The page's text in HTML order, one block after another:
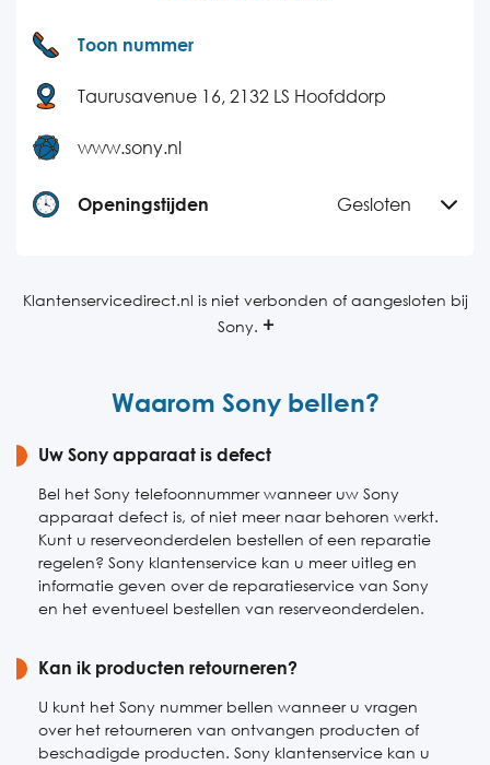
Toon nummer
Taurusavenue 16, 2132 LS Hoofddorp
www.sony.nl
Openingstijden Gesloten
Dinsdag
09:00-18:00
09:00-18:00
Zaterdag
Zondag
Gesloten
Klantenservicedirect.nl is niet verbonden of aangesloten bij
Sony.
Waarom Sony bellen?
Uw Sony apparaat is defect
Bel het Sony telefoonnummer wanneer uw Sony
apparaat defect is, of niet meer naar behoren werkt.
Kunt u reserveonderdelen bestellen of een reparatie
regelen? Sony klantenservice kan u meer uitleg en
informatie geven over de reparatieservice van Sony
en het eventueel bestellen van reserveonderdelen.
Kan ik producten retourneren?
U kunt het Sony nummer bellen wanneer u vragen
over het retourneren van ontvangen producten of
beschadigde producten. Sony klantenservice kan u